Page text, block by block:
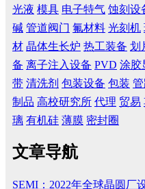
光液 模具 电子特气 蚀刻设
碱 管道阀门 氟材料 光刻机
材 晶体生长炉 热工装备 划
备 离子注入设备 PVD 涂胶
带 清洗剂 包装设备 包装
制品 高校研究所 代理 贸易
璃 有机硅 薄膜 密封圈
文章导航
SEMI：2022年全球晶圆厂